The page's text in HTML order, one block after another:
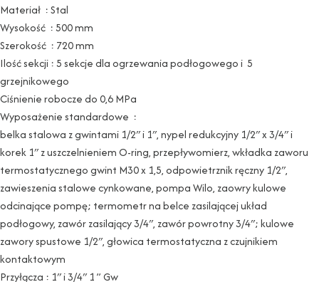
Materiał : Stal
Wysokość : 500 mm
Szerokość : 720 mm
Ilość sekcji : 5 sekcje dla ogrzewania podłogowego i 5
grzejnikowego
Ciśnienie robocze do 0,6 MPa
Wyposażenie standardowe :
belka stalowa z gwintami 1/2″ i 1″, nypel redukcyjny 1/2″ x 3/4″ i
korek 1″ z uszczelnieniem O-ring, przepływomierz, wkładka zaworu
termostatycznego gwint M30 x 1,5, odpowietrznik ręczny 1/2″,
zawieszenia stalowe cynkowane, pompa Wilo, zaowry kulowe
odcinające pompę; termometr na belce zasilającej układ
podłogowy, zawór zasilający 3/4″, zawór powrotny 3/4″; kulowe
zawory spustowe 1/2″, głowica termostatyczna z czujnikiem
kontaktowym
Przyłącza : 1″ i 3/4″ 1 ” Gw